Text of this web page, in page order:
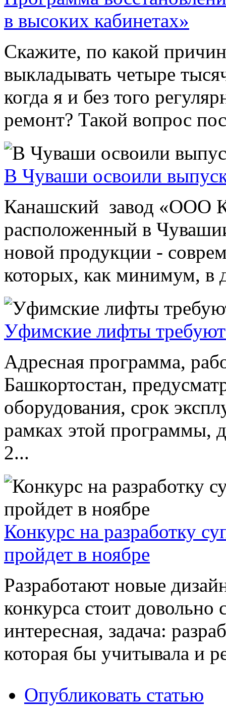
в высоких кабинетах»
Скажите, по какой
выкладывать четыре
когда я и без того
ремонт? Такой вопрос
В Чуваши освоили
Канашский завод
расположенный в
новой продукции -
которых, как минимум, в
Уфимские лифты
Адресная программа,
Башкортостан,
оборудования, срок
рамках этой программы,
2...
Конкурс на разработку
пройдет в ноябре
Разработают новые
конкурса стоит довольно
интересная, задача:
которая бы учитывала и
Опубликовать статью